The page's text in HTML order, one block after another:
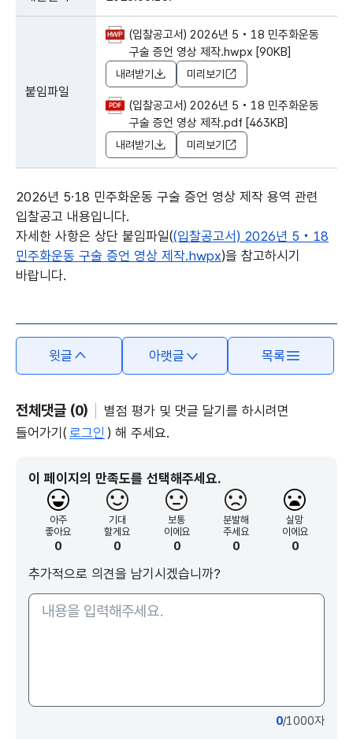
붙임파일
(입찰공고서) 2026년 5‧18 민주화운동
구술 증언 영상 제작.hwpx [90KB]
내려받기 미리보기
(입찰공고서) 2026년 5‧18 민주화운동
구술 증언 영상 제작.pdf [463KB]
내려받기 미리보기
2026년 5∙18 민주화운동 구술 증언 영상 제작 용역 관련
입찰공고 내용입니다.
자세한 사항은 상단 붙임파일((입찰공고서) 2026년 5‧18
민주화운동 구술 증언 영상 제작.hwpx)을 참고하시기
바랍니다.
윗글 아랫글 목록
전체댓글 (0)
별점 평가 및 댓글 달기를 하시려면
들어가기( 로그인 ) 해 주세요.
이 페이지의 만족도를 선택해주세요.
아주
좋아요
0
기대
할게요
0
보통
이에요
0
분발해
주세요
0
실망
이에요
0
추가적으로 의견을 남기시겠습니까?
0/1000자